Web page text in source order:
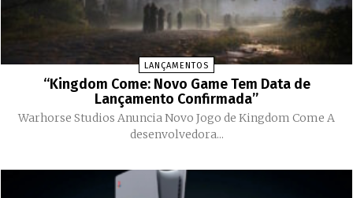
LANÇAMENTOS
“Kingdom Come: Novo Game Tem Data de
Lançamento Confirmada”
Warhorse Studios Anuncia Novo Jogo de Kingdom Come A
desenvolvedora...